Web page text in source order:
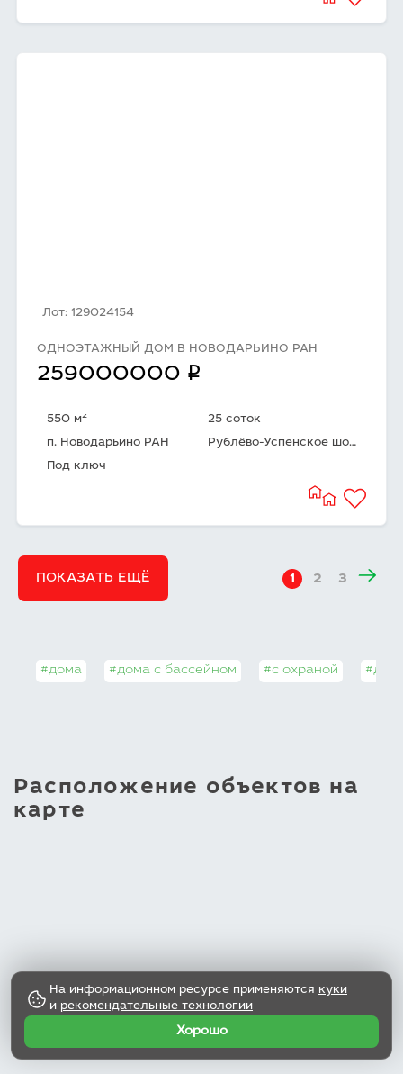
На информационном ресурсе применяются куки
и рекомендательные технологии
Хорошо
Лот: 129024154
ОДНОЭТАЖНЫЙ ДОМ В НОВОДАРЬИНО РАН
259000000 q
550 м2
25 соток
п. Новодарьино РАН
Рублёво-Успенское шоссе
Под ключ
ПОКАЗАТЬ ЕЩЁ 1 2 3
#дома #дома с бассейном #с охраной
Расположение объектов на
карте